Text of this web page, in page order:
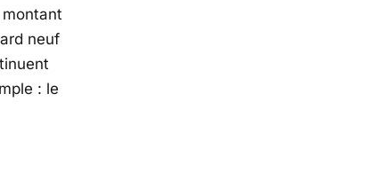
neuf
: le